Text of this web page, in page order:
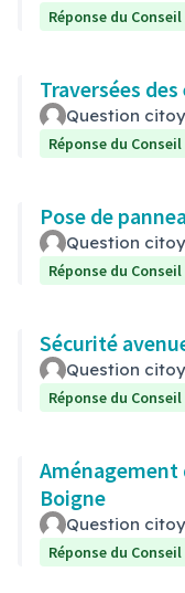
Réponse du
Traversées des
Question
Réponse du
Pose de
Question
Réponse du
Sécurité
Question
Réponse du
Aménagement
Boigne
Question
Réponse du